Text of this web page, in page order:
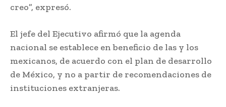
creo”, expresó.
El jefe del Ejecutivo afirmó que la agenda
nacional se establece en beneficio de las y los
mexicanos, de acuerdo con el plan de desarrollo
de México, y no a partir de recomendaciones de
instituciones extranjeras.